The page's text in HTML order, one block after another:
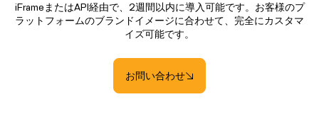
iFrameまたはAPI経由で、2週間以内に導入可能です。お客様のプ
ラットフォームのブランドイメージに合わせて、完全にカスタマ
イズ可能です。
お問い合わせ